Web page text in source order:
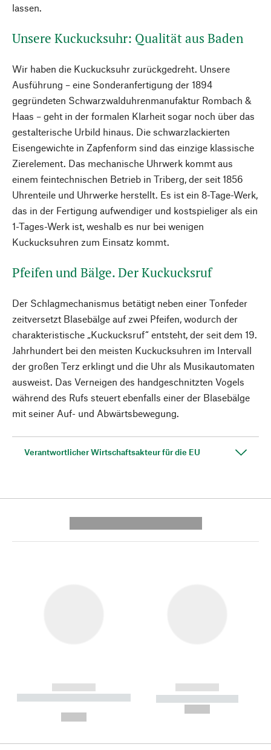
lassen.
Unsere Kuckucksuhr: Qualität aus Baden
Wir haben die Kuckucksuhr zurückgedreht. Unsere
Ausführung – eine Sonderanfertigung der 1894
gegründeten Schwarzwalduhrenmanufaktur Rombach &
Haas – geht in der formalen Klarheit sogar noch über das
gestalterische Urbild hinaus. Die schwarzlackierten
Eisengewichte in Zapfenform sind das einzige klassische
Zierelement. Das mechanische Uhrwerk kommt aus
einem feintechnischen Betrieb in Triberg, der seit 1856
Uhrenteile und Uhrwerke herstellt. Es ist ein 8-Tage-Werk,
das in der Fertigung aufwendiger und kostspieliger als ein
1-Tages-Werk ist, weshalb es nur bei wenigen
Kuckucksuhren zum Einsatz kommt.
Pfeifen und Bälge. Der Kuckucksruf
Der Schlagmechanismus betätigt neben einer Tonfeder
zeitversetzt Blasebälge auf zwei Pfeifen, wodurch der
charakteristische „Kuckucksruf“ entsteht, der seit dem 19.
Jahrhundert bei den meisten Kuckucksuhren im Intervall
der großen Terz erklingt und die Uhr als Musikautomaten
ausweist. Das Verneigen des handgeschnitzten Vogels
während des Rufs steuert ebenfalls einer der Blasebälge
mit seiner Auf- und Abwärtsbewegung.
Verantwortlicher Wirtschaftsakteur für die EU
------------
----------- ----------- --------
------------
----------- -----------